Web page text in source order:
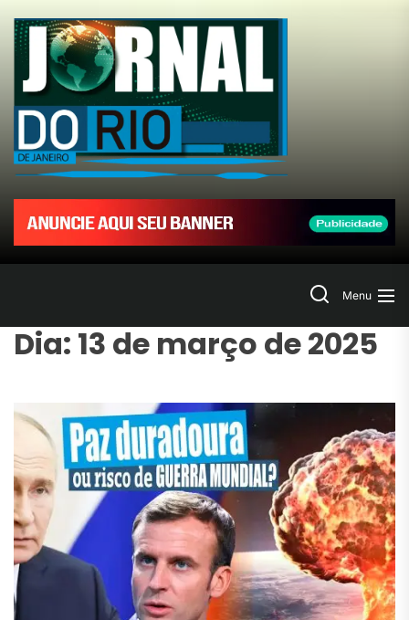
the
content
Jornal
do
Rio
de
SearchMenu
Dia: 13 de março de 2025